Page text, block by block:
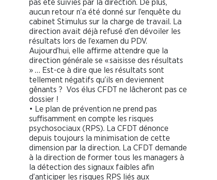
pas été suivies par la direction. De plus,
aucun retour n’a été donné sur l’enquête du
cabinet Stimulus sur la charge de travail. La
direction avait déjà refusé d’en dévoiler les
résultats lors de l’examen du PDV.
Aujourd’hui, elle affirme attendre que la
direction générale se « saisisse des résultats
» … Est-ce à dire que les résultats sont
tellement négatifs qu’ils en deviennent
gênants ? Vos élus CFDT ne lâcheront pas ce
dossier !
• Le plan de prévention ne prend pas
suffisamment en compte les risques
psychosociaux (RPS). La CFDT dénonce
depuis toujours la minimisation de cette
dimension par la direction. La CFDT demande
à la direction de former tous les managers à
la détection des signaux faibles afin
d’anticiper les risques RPS liés aux